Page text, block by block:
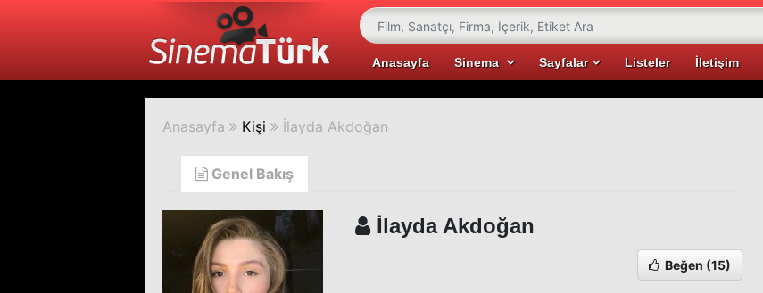
Anasayfa Sinema Sayfalar Listeler İletişim
Anasayfa Kişi İlayda Akdoğan
Genel Bakış
İlayda Akdoğan
Beğen (15)